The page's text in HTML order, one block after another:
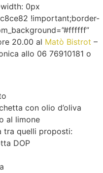
0px
!important;border-
20.00 al Matò Bistrot –
allo 06 76910181 o
con olio d’oliva
al limone
tra quelli proposti:
DOP